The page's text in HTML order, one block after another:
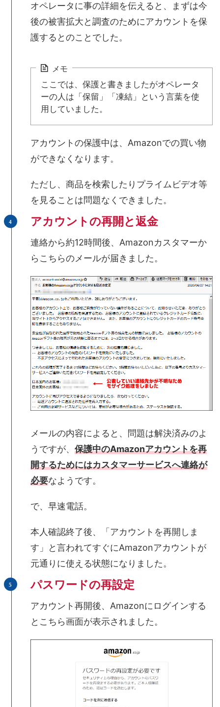
オペレータに事の詳細を伝えると、まずは今
後の被害拡大と調査のためにアカウントを保
護するとのことでした。
メモ
ここでは、保護と書きましたがオペレータ
ーの人は「保留」「凍結」という言葉を使
用していました。
アカウントの保護中は、Amazonでの買い物
ができなくなります。
ただし、商品を検索したりプライムビデオ等
を見ることは問題なくできました。
アカウントの再開と返金
連絡から約12時間後、Amazonカスタマーか
らこちらのメールが届きました。
メールの内容によると、問題は解決済みのよ
うですが、 保護中のAmazonアカウントを再
開するためにはカスタマーサービスへ連絡が
必要なようです。
で、早速電話。
本人確認終了後、「アカウントを再開しま
す」と言われてすぐにAmazonアカウントが
元通りに使える状態になりました。
パスワードの再設定
アカウント再開後、Amazonにログインする
とこちら画面が表示されました。